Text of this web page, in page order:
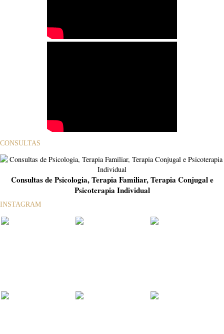
CONSULTAS
Consultas de Psicologia, Terapia Familiar, Terapia Conjugal e
Psicoterapia Individual
INSTAGRAM